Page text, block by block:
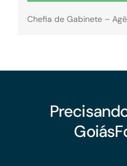
Chefia de Gabinete –